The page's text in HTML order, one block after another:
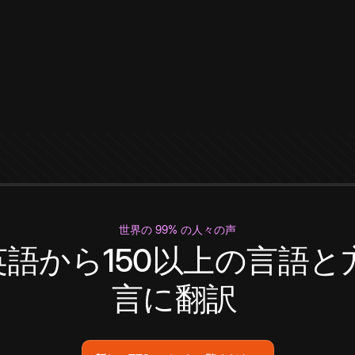
世界の 99% の人々の声
から150以上の言語と
言に翻訳